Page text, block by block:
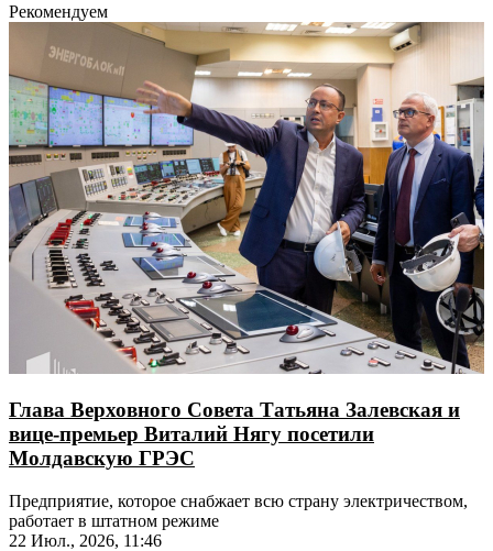
Рекомендуем
Глава Верховного Совета Татьяна Залевская и
вице-премьер Виталий Нягу посетили
Молдавскую ГРЭС
Предприятие, которое снабжает всю страну электричеством,
работает в штатном режиме
22 Июл., 2026, 11:46